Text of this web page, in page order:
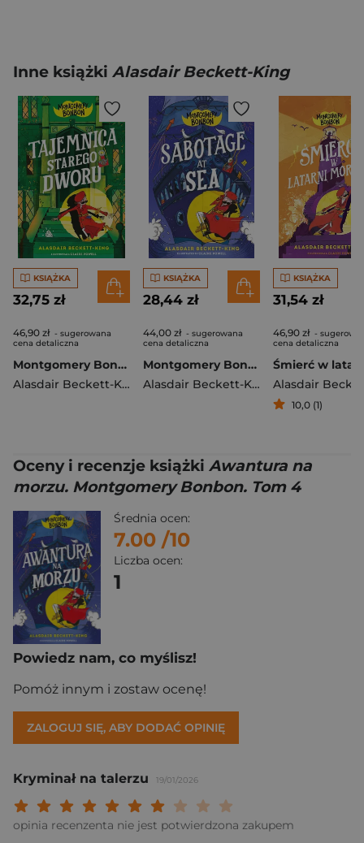
Inne książki Alasdair Beckett-King
KSIĄŻKA
32,75 zł
46,90 zł - sugerowana
cena detaliczna
Montgomery Bonbon. Tajemnica starego dworu
Alasdair Beckett-King
KSIĄŻKA
28,44 zł
44,00 zł - sugerowana
cena detaliczna
Montgomery Bonbon. Sabotage at Sea
Alasdair Beckett-King
,Claire Powell
KSIĄŻKA
31,54 zł
46,90 zł -
cena detaliczna
10,0 (1)
Oceny i recenzje książki Awantura na
morzu. Montgomery Bonbon. Tom 4
Średnia ocen:
7.00 /10
Liczba ocen:
1
Powiedz nam, co myślisz!
Pomóż innym i zostaw ocenę!
ZALOGUJ SIĘ, ABY DODAĆ OPINIĘ
Kryminał na talerzu 19/01/2026
Twoja ocena:
Twoja ocena: Wybitna 9/
Twoja ocena: Rewelacyjna 8/
Twoja ocena: Bardzo dobra 7/10"
Twoja ocena: Dobra 6/10"
Twoja ocena: Przeciętna 5/10"
Twoja ocena: Może być 4/10"
Twoja ocena: Słaba 3/10"
Twoja ocena: Bardzo słaba 2/10"
Twoja ocena: Beznadziejna 1/10"
opinia recenzenta nie jest potwierdzona zakupem